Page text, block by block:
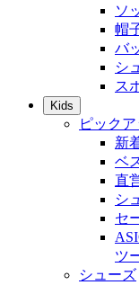
ソ
帽
バ
シ
ス
Kids
ピック
新
ベ
直
シ
セ
ツ
シューズ